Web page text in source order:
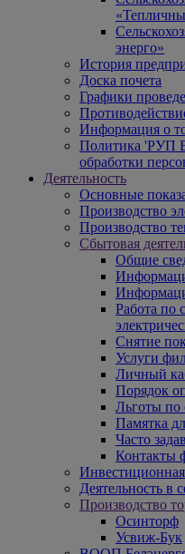
энерго»
История
Доска почета
Графики
Информация о
Политика 'РУП
обработки
Деятельность
Основные
Производство
Производство
Сбытовая
Общие
Работа по
Снятие
Услуги
Личный
Порядок
Льготы по
Памятка
Часто
Контакты
Инвестиционная
Деятельность в
Производство
Осинторф
Усвиж-Бук